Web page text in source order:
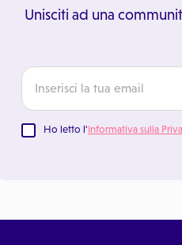
Unisciti ad una
Ho letto l'Informativa sulla